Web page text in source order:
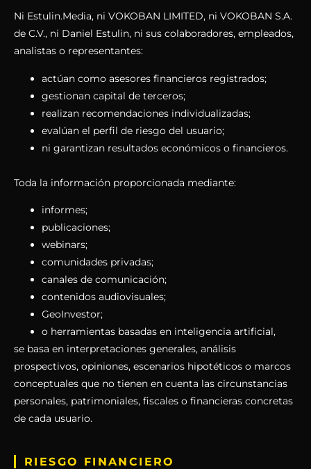
Ni Estulin.Media, ni VOKOBAN LIMITED, ni VOKOBAN S.A.
de C.V., ni Daniel Estulin, ni sus colaboradores, empleados,
analistas o representantes:
actúan como asesores financieros registrados;
gestionan capital de terceros;
realizan recomendaciones individualizadas;
evalúan el perfil de riesgo del usuario;
ni garantizan resultados económicos o financieros.
Toda la información proporcionada mediante:
informes;
publicaciones;
webinars;
comunidades privadas;
canales de comunicación;
contenidos audiovisuales;
GeoInvestor;
o herramientas basadas en inteligencia artificial,
se basa en interpretaciones generales, análisis
prospectivos, opiniones, escenarios hipotéticos o marcos
conceptuales que no tienen en cuenta las circunstancias
personales, patrimoniales, fiscales o financieras concretas
de cada usuario.
RIESGO FINANCIERO